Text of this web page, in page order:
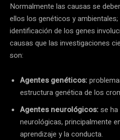
Normalmente las causas se
ellos los genéticos y
identificación de los genes
causas que las investigaciones
son:
Agentes genéticos:
estructura genética de los
Agentes neurológicos:se
neurológicas, principalmente
aprendizaje y la conducta.